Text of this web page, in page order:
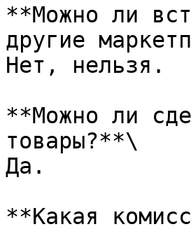
**Можно ли
другие
Нет, нельзя.
**Можно ли
товары?**\
Да.
**Какая